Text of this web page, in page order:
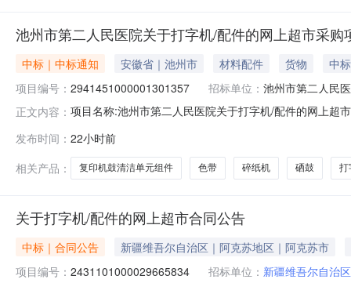
池州市第二人民医院关于打字机/配件的网上超市采购
中标｜中标通知 安徽省｜池州市 材料配件 货物
中
项目编号： 2941451000001301357 招标单位： 池州市第二人民
正文内容： 项目名称:池州市第二人民医院关于打字机/配件的网上超
购单位地址:/三、成交信息交易方式:议价采购成交日期
发布时间： 22小时前
相关产品：
复印机鼓清洁单元组件 色带 碎纸机 硒鼓 打
关于打字机/配件的网上超市合同公告
中标｜合同公告
新疆维吾尔自治区｜阿克苏地区｜阿克苏市
项目编号： 2431101000029665834 招标单位： 新疆维吾尔自治